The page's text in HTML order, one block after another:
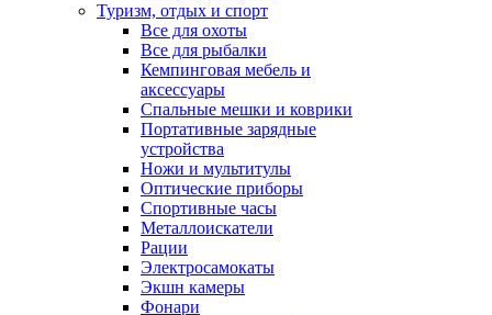
Туризм, отдых и спорт
Все для охоты
Все для рыбалки
Кемпинговая мебель и
аксессуары
Спальные мешки и коврики
Портативные зарядные
устройства
Ножи и мультитулы
Оптические приборы
Спортивные часы
Металлоискатели
Рации
Электросамокаты
Экшн камеры
Фонари